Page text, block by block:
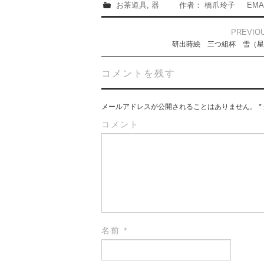
お茶道具, 器 作者： 橋爪玲子
研出蒔絵 三つ組杯 雪（
コメントを残す
メールアドレスが公開されることはありません。 *
コメント
名前 *